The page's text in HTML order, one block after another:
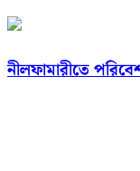
নীলফামারীতে